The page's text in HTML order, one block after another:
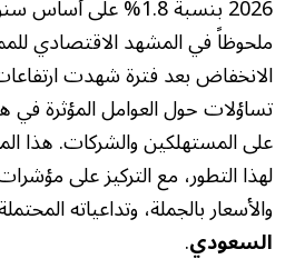
2026 بنسبة 1.8% على
ملحوظاً في المشهد الاقتصادي
الانخفاض بعد فترة شهدت
تساؤلات حول العوامل المؤثرة في
على المستهلكين والشركات. هذا
لهذا التطور، مع التركيز على
والأسعار بالجملة، وتداعياته
السعودي.